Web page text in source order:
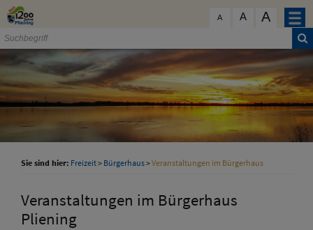
Zum Inhalt
A A A
Sie sind hier: Freizeit> Bürgerhaus>Veranstaltungen im Bürgerhaus
Veranstaltungen im Bürgerhaus
Pliening
schließen